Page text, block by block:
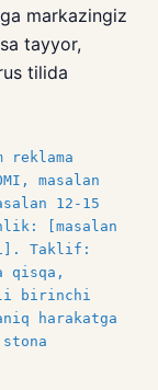
markazingiz
tayyor,
tilida
reklama
masalan
12-15
[masalan
Taklif:
qisqa,
birinchi
harakatga